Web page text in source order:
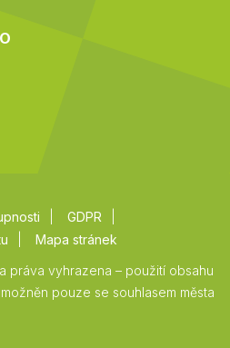
GDPR
Mapa stránek
práva vyhrazena – použití obsahu
pouze se souhlasem města